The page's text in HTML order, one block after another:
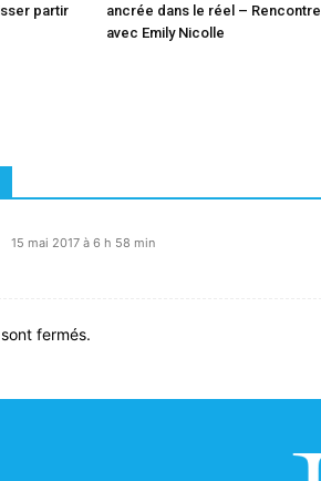
partir
ancrée dans le réel – Rencontre
avec Emily Nicolle
15 mai 2017 à 6 h 58 min
fermés.